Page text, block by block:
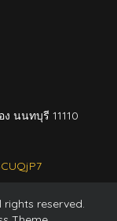
นนทบุรี 11110
reserved.